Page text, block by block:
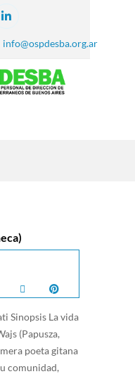
info@ospdesba.org.ar
Sinopsis La vida
(Papusza,
poeta gitana
comunidad,